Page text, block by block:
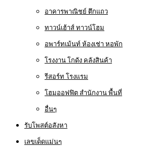
อาคารพาณิชย์ ตึกแถว
ทาวน์เฮ้าส์ ทาวน์โฮม
อพาร์ทเม้นท์ ห้องเช่า หอพัก
โรงงาน โกดัง คลังสินค้า
รีสอร์ท โรงแรม
โฮมออฟฟิต สำนักงาน พื้นที่
อื่นๆ
รับโพสต์อสังหา
เลขเด็ดแม่นๆ